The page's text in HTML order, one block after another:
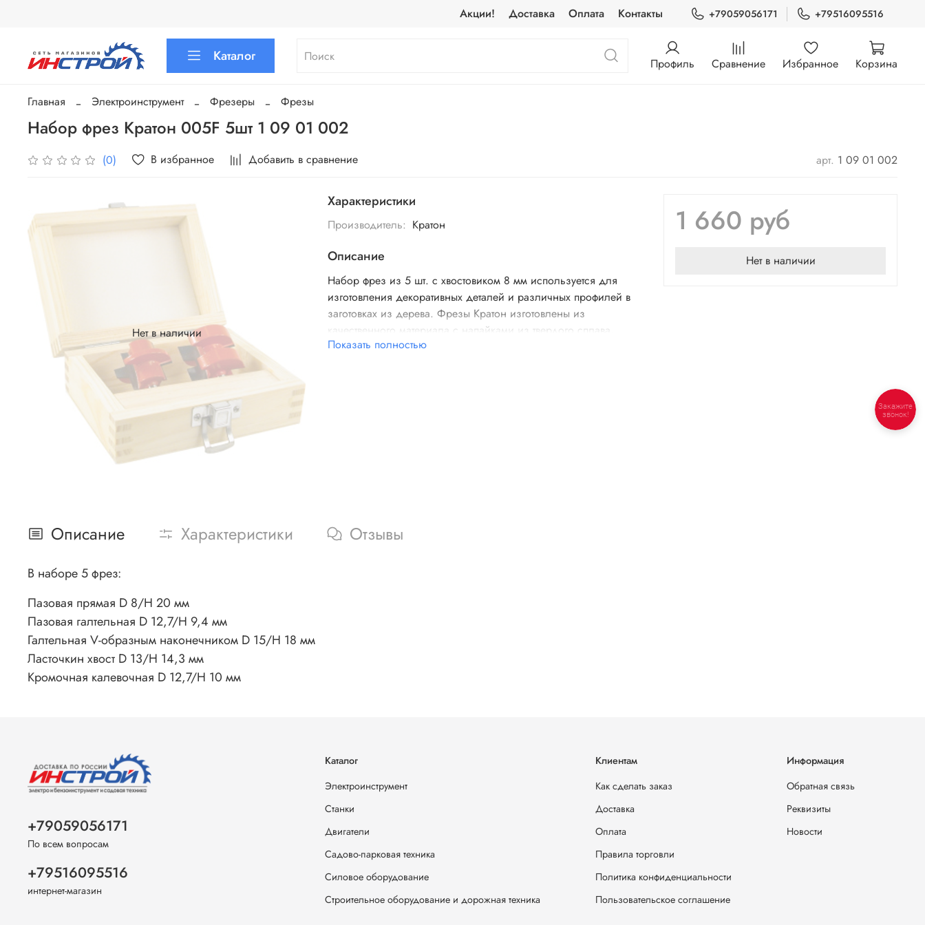
Акции! Доставка Оплата Контакты +79059056171 +79516095516
Каталог Профиль Сравнение Избранное Корзина
Главная Электроинструмент Фрезеры Фрезы
Набор фрез Кратон 005F 5шт 1 09 01 002
(0) В избранное Добавить в сравнение арт. 1 09 01 002
Нет в наличии
Характеристики
Производитель: Кратон
Описание
Набор фрез из 5 шт. с хвостовиком 8 мм используется для
изготовления декоративных деталей и различных профилей в
заготовках из дерева. Фрезы Кратон изготовлены из
качественного материала с напайками из твердого сплава.
Показать полностью
1 660 руб
Нет в наличии
Описание Характеристики Отзывы
В наборе 5 фрез:
Пазовая прямая D 8/Н 20 мм
Пазовая галтельная D 12,7/Н 9,4 мм
Галтельная V-образным наконечником D 15/Н 18 мм
Ласточкин хвост D 13/Н 14,3 мм
Кромочная калевочная D 12,7/Н 10 мм
Каталог
Электроинструмент
Станки
Двигатели
Садово-парковая техника
Силовое оборудование
Строительное оборудование и дорожная техника
Клиентам
Как сделать заказ
Доставка
Оплата
Правила торговли
Политика конфиденциальности
Пользовательское соглашение
Информация
Обратная связь
Реквизиты
Новости
+79059056171
По всем вопросам
+79516095516
интернет-магазин
Закажите
звонок!